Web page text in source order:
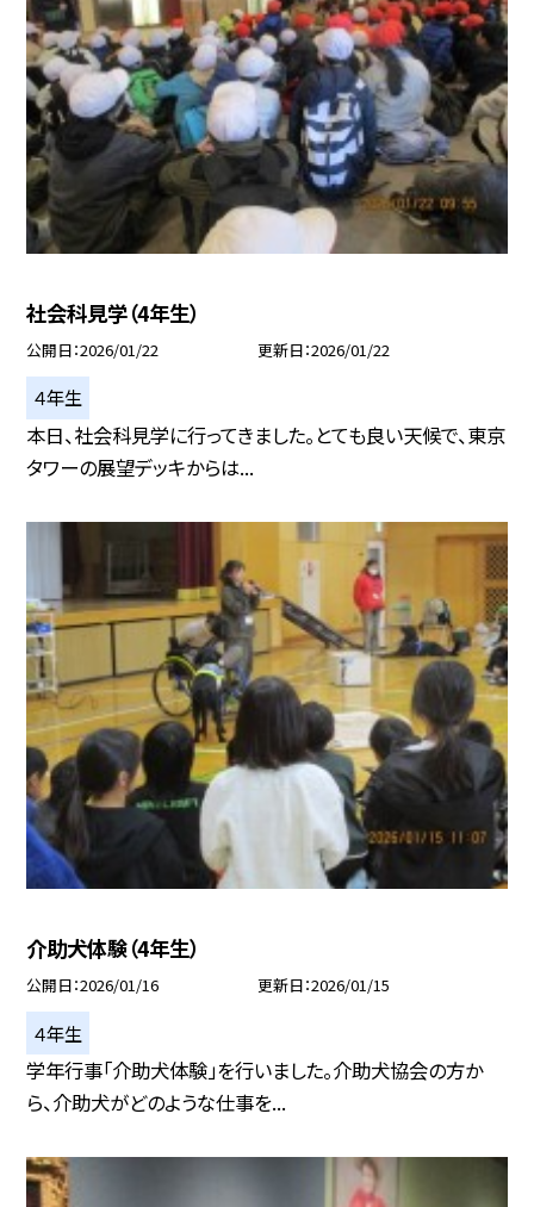
社会科見学（4年生）
公開日 2026/01/22 更新日 2026/01/22
４年生
本日、社会科見学に行ってきました。とても良い天候で、東京
タワーの展望デッキからは...
介助犬体験（4年生）
公開日 2026/01/16 更新日 2026/01/15
４年生
学年行事「介助犬体験」を行いました。介助犬協会の方か
ら、介助犬がどのような仕事を...